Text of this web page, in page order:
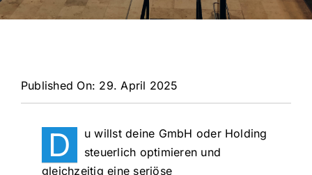
Published On: 29. April 2025
D
u willst deine GmbH oder Holding
steuerlich optimieren und
gleichzeitig eine seriöse